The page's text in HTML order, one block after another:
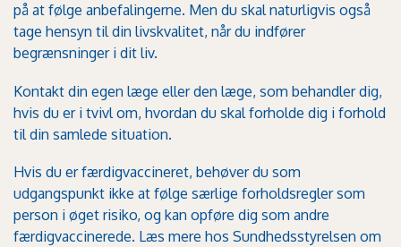
på at følge anbefalingerne. Men du skal naturligvis også
tage hensyn til din livskvalitet, når du indfører
begrænsninger i dit liv.
Kontakt din egen læge eller den læge, som behandler dig,
hvis du er i tvivl om, hvordan du skal forholde dig i forhold
til din samlede situation.
Hvis du er færdigvaccineret, behøver du som
udgangspunkt ikke at følge særlige forholdsregler som
person i øget risiko, og kan opføre dig som andre
færdigvaccinerede. Læs mere hos Sundhedsstyrelsen om